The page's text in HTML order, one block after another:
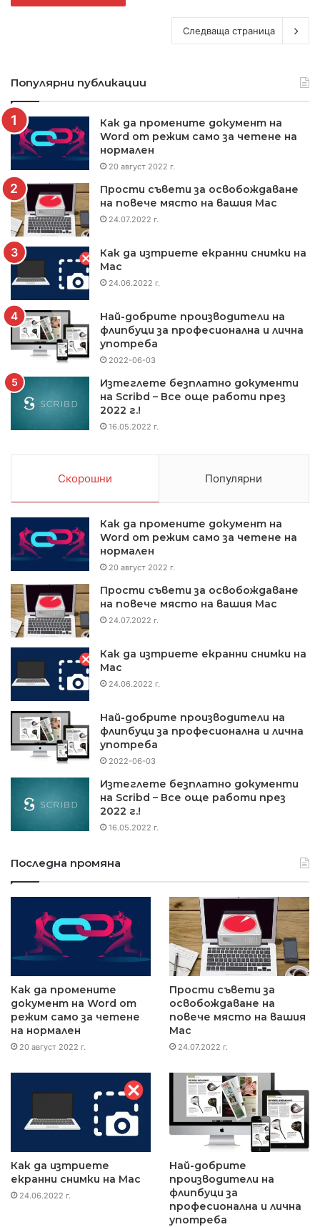
Следваща страница
Популярни публикации
Как да промените документ на
Word от режим само за четене на
нормален
20 август 2022 г.
Прости съвети за освобождаване
на повече място на вашия Mac
24.07.2022 г.
Как да изтриете екранни снимки на
Mac
24.06.2022 г.
Най-добрите производители на
флипбуци за професионална и лична
употреба
2022-06-03
Изтеглете безплатно документи
на Scribd – Все още работи през
2022 г.!
16.05.2022 г.
Скорошни Популярни
Как да промените документ на
Word от режим само за четене на
нормален
20 август 2022 г.
Прости съвети за освобождаване
на повече място на вашия Mac
24.07.2022 г.
Как да изтриете екранни снимки на
Mac
24.06.2022 г.
Най-добрите производители на
флипбуци за професионална и лична
употреба
2022-06-03
Изтеглете безплатно документи
на Scribd – Все още работи през
2022 г.!
16.05.2022 г.
Последна промяна
Как да промените
документ на Word от
режим само за четене
на нормален
20 август 2022 г.
Прости съвети за
освобождаване на
повече място на вашия
Mac
24.07.2022 г.
Как да изтриете
екранни снимки на Mac
24.06.2022 г.
Най-добрите
производители на
флипбуци за
професионална и лична
употреба